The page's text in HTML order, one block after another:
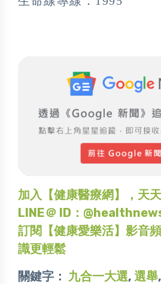
加入【健康醫療網】，天
LINE＠ ID：
訂閱【健康愛樂活】影音
識更輕鬆
關鍵字： 九合一大選, 選舉,